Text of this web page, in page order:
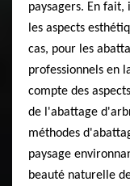
paysagers. En
les aspects
cas, pour les
professionnels en
compte des
de l'abattage
méthodes
paysage
beauté naturelle